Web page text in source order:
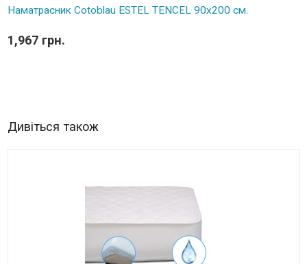
Наматрасник Cotoblau ESTEL TENCEL 90х200 см.
1,967 грн.
Дивіться також